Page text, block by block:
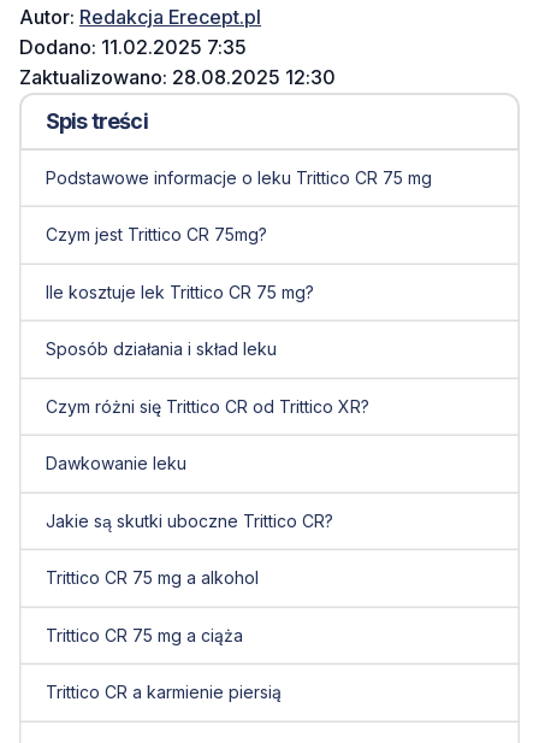
Autor: Redakcja Erecept.pl
Dodano: 11.02.2025 7:35
Zaktualizowano: 28.08.2025 12:30
Spis treści
Podstawowe informacje o leku Trittico CR 75 mg
Czym jest Trittico CR 75mg?
Ile kosztuje lek Trittico CR 75 mg?
Sposób działania i skład leku
Czym różni się Trittico CR od Trittico XR?
Dawkowanie leku
Jakie są skutki uboczne Trittico CR?
Trittico CR 75 mg a alkohol
Trittico CR 75 mg a ciąża
Trittico CR a karmienie piersią